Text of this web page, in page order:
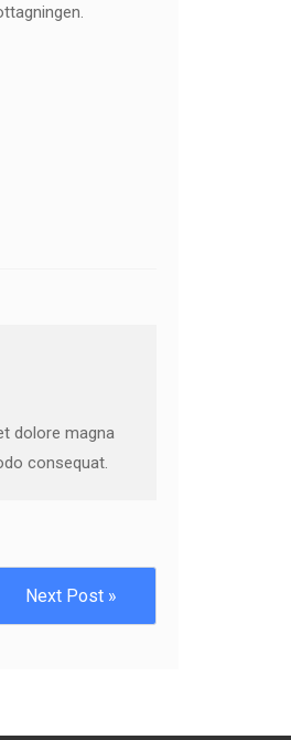
dolore magna
consequat.
Next Post »